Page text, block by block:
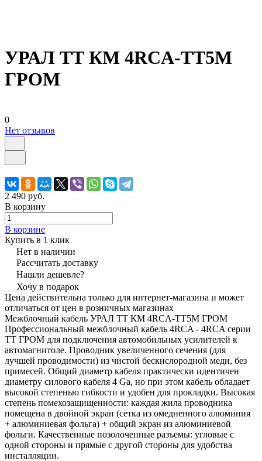
УРАЛ ТТ КМ 4RCA-ТТ5М
ГРОМ
0
Нет отзывов
2 490 руб.
В корзину
В корзине
Купить в 1 клик
Нет в наличии
Рассчитать доставку
Нашли дешевле?
Хочу в подарок
Цена действительна только для интернет-магазина и может
отличаться от цен в розничных магазинах
Межблочный кабель УРАЛ ТТ КМ 4RCA-TT5M ГРОМ
Профессиональный межблочный кабель 4RCA - 4RCA серии
TT ГРОМ для подключения автомобильных усилителей к
автомагнитоле. Проводник увеличенного сечения (для
лучшей проводимости) из чистой бескислородной меди, без
примесей. Общий диаметр кабеля практически идентичен
диаметру силового кабеля 4 Ga, но при этом кабель обладает
высокой степенью гибкости и удобен для прокладки. Высокая
степень помехозащищенности: каждая жила проводника
помещена в двойной экран (сетка из омедненного алюминия
+ алюминиевая фольга) + общий экран из алюминиевой
фольги. Качественные позолоченные разъемы: угловые с
одной стороны и прямые с другой стороны для удобства
инсталляции.